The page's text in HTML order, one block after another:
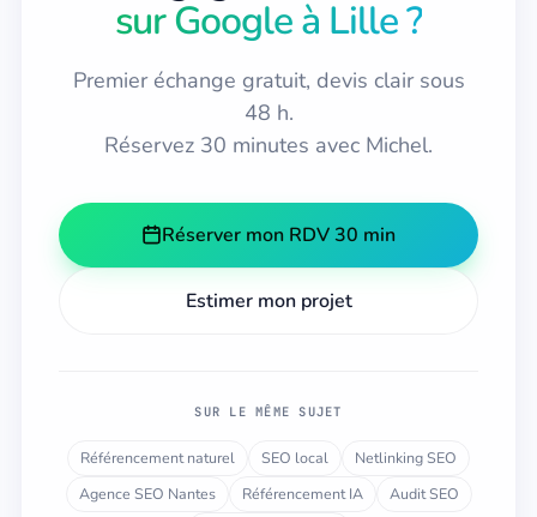
sur Google à Lille ?
Premier échange gratuit, devis clair sous
48 h.
Réservez 30 minutes avec Michel.
Réserver mon RDV 30 min
Estimer mon projet
SUR LE MÊME SUJET
Référencement naturel SEO local
Netlinking SEO
Agence SEO Nantes
Référencement IA
Audit SEO